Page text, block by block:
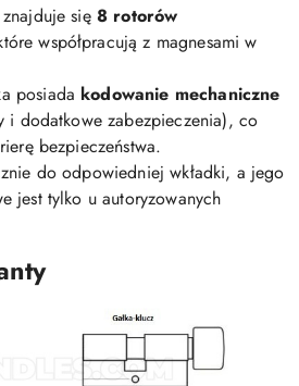
się 8 rotorów
współpracują z magnesami w
posiada kodowanie mechaniczne
i dodatkowe zabezpieczenia), co
bezpieczeństwa.
do odpowiedniej wkładki, a jego
jest tylko u autoryzowanych